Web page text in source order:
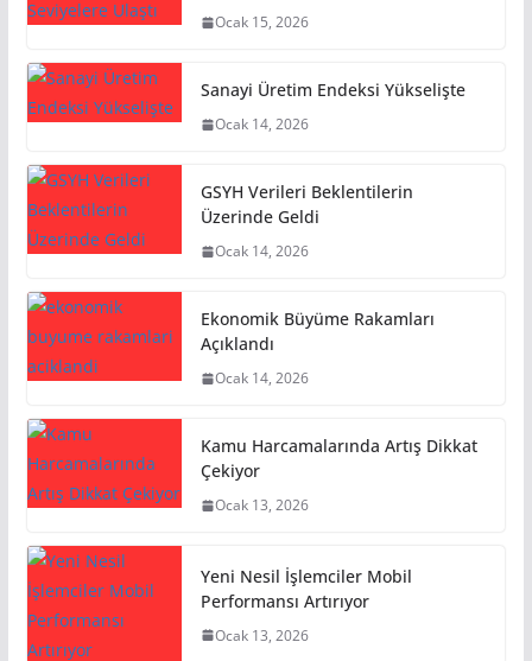
Ocak 15, 2026
Sanayi Üretim Endeksi Yükselişte
Ocak 14, 2026
GSYH Verileri Beklentilerin
Üzerinde Geldi
Ocak 14, 2026
Ekonomik Büyüme Rakamları
Açıklandı
Ocak 14, 2026
Kamu Harcamalarında Artış Dikkat
Çekiyor
Ocak 13, 2026
Yeni Nesil İşlemciler Mobil
Performansı Artırıyor
Ocak 13, 2026